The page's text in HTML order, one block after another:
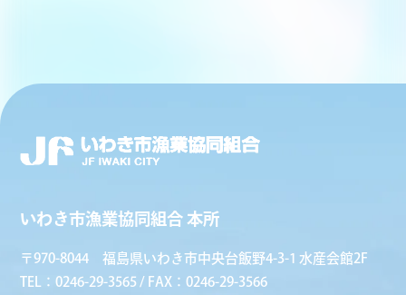
いわき市漁業協同組合 本所
〒970-8044 福島県いわき市中央台飯野4-3-1 水産会館2F
TEL：0246-29-3565 / FAX：0246-29-3566